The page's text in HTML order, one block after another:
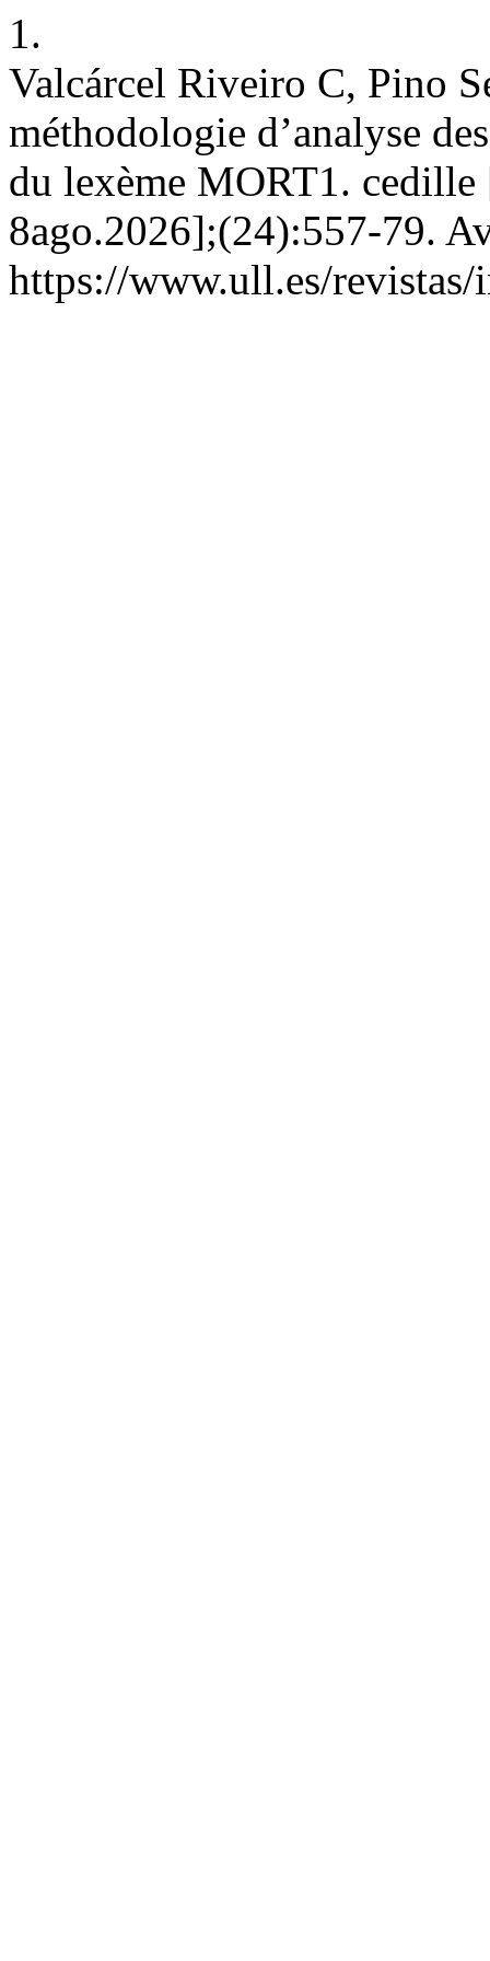
1.
Valcárcel Riveiro C, Pino
méthodologie d’analyse
du lexème MORT1.
8ago.2026];(24):557-79.
https://www.ull.es/